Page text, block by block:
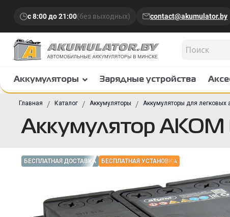
с 8:00 до 21:00(без выходных) contact@akumulator.by
Аккумуляторы Зарядные устройства
Главная Каталог Аккумуляторы Аккумуляторы для легковых
Аккумулятор АКОМ
БЕСПЛАТНАЯ ДОСТАВКА БЕСПЛАТНАЯ УСТАНОВКА